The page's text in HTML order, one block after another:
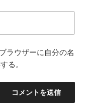
ラウザーに自分の名
る。